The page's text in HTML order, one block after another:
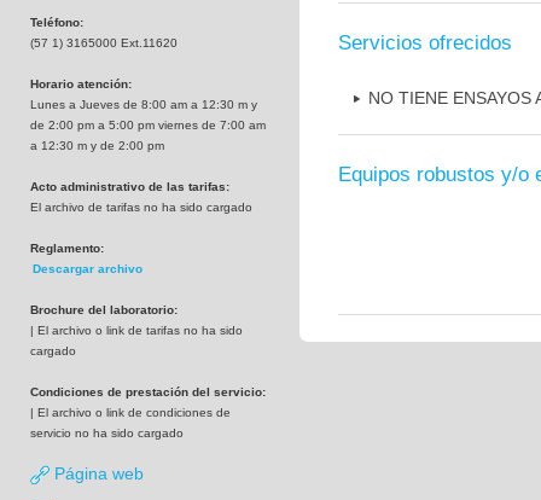
Teléfono:
(57 1) 3165000 Ext.11620
Horario atención:
Lunes a Jueves de 8:00 am a 12:30 m y
de 2:00 pm a 5:00 pm viernes de 7:00 am
a 12:30 m y de 2:00 pm
Acto administrativo de las tarifas:
El archivo de tarifas no ha sido cargado
Reglamento:
Descargar archivo
Brochure del laboratorio:
| El archivo o link de tarifas no ha sido
cargado
Condiciones de prestación del servicio:
| El archivo o link de condiciones de
servicio no ha sido cargado
Página web
Servicios ofrecidos
NO TIENE ENSAYOS
Equipos robustos y/o